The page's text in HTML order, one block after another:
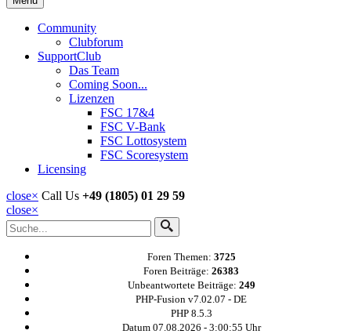
Community
Clubforum
SupportClub
Das Team
Coming Soon...
Lizenzen
FSC 17&4
FSC V-Bank
FSC Lottosystem
FSC Scoresystem
Licensing
close× Call Us +49 (1805) 01 29 59
close×
Foren Themen: 3725
Foren Beiträge: 26383
Unbeantwortete Beiträge: 249
PHP-Fusion v7.02.07 - DE
PHP 8.5.3
Datum 07.08.2026 - 3:00:55 Uhr